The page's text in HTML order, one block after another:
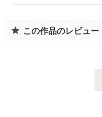
この作品のレビュー